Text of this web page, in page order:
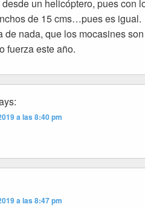
un helicóptero, pues con
de 15 cms…pues es igual.
de nada, que los mocasines
fuerza este año.
a las 8:40 pm
a las 8:47 pm